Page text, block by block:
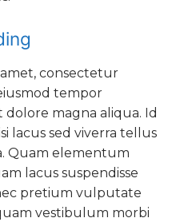
consectetur
tempor
magna aliqua. Id
lacus sed viverra tellus
Quam elementum
lacus suspendisse
pretium vulputate
vestibulum morbi